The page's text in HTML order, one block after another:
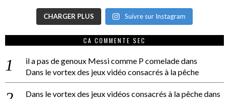
CHARGER PLUS Suivre sur Instagram
CA COMMENTE SEC
il a pas de genoux Messi comme P comeladedans
Dans le vortex des jeux vidéo consacrés à la pêche
Dans le vortex des jeux vidéos consacrés à la pêchedans